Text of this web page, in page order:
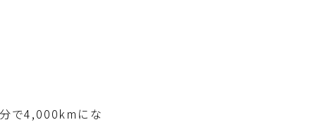
で4,000kmにな